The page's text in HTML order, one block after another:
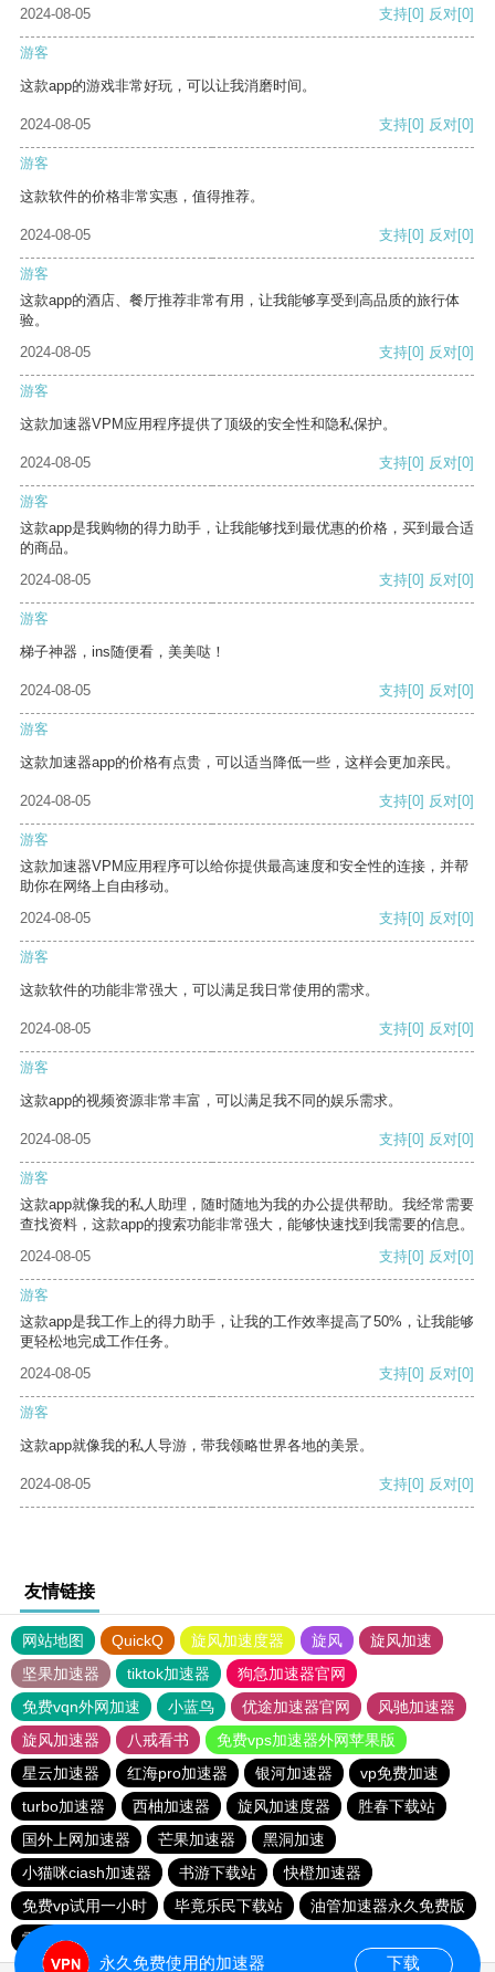
2024-08-05 支持[0] 反对[0]
游客
这款app的游戏非常好玩，可以让我消磨时间。
2024-08-05 支持[0] 反对[0]
游客
这款软件的价格非常实惠，值得推荐。
2024-08-05 支持[0] 反对[0]
游客
这款app的酒店、餐厅推荐非常有用，让我能够享受到高品质的旅行体
验。
2024-08-05
支持[0] 反对[0]
游客
这款加速器VPM应用程序提供了顶级的安全性和隐私保护。
2024-08-05 支持[0] 反对[0]
游客
这款app是我购物的得力助手，让我能够找到最优惠的价格，买到最合适
的商品。
2024-08-05
支持[0] 反对[0]
游客
梯子神器，ins随便看，美美哒！
2024-08-05 支持[0] 反对[0]
游客
这款加速器app的价格有点贵，可以适当降低一些，这样会更加亲民。
2024-08-05 支持[0] 反对[0]
游客
这款加速器VPM应用程序可以给你提供最高速度和安全性的连接，并帮
助你在网络上自由移动。
2024-08-05
支持[0] 反对[0]
游客
这款软件的功能非常强大，可以满足我日常使用的需求。
2024-08-05 支持[0] 反对[0]
游客
这款app的视频资源非常丰富，可以满足我不同的娱乐需求。
2024-08-05 支持[0] 反对[0]
游客
这款app就像我的私人助理，随时随地为我的办公提供帮助。我经常需要
查找资料，这款app的搜索功能非常强大，能够快速找到我需要的信息。
2024-08-05
支持[0] 反对[0]
游客
这款app是我工作上的得力助手，让我的工作效率提高了50%，让我能够
更轻松地完成工作任务。
2024-08-05
支持[0] 反对[0]
游客
这款app就像我的私人导游，带我领略世界各地的美景。
2024-08-05 支持[0] 反对[0]
友情链接
网站地图 QuickQ 旋风加速度器 旋风
旋风加速
坚果加速器
tiktok加速器
狗急加速器官网
免费vqn外网加速
小蓝鸟 优途加速器官网
风驰加速器
旋风加速器
八戒看书
免费vps加速器外网苹果版
星云加速器
红海pro加速器 银河加速器
vp免费加速
turbo加速器
西柚加速器 旋风加速度器
胜春下载站
国外上网加速器
芒果加速器
黑洞加速
小猫咪ciash加速器
书游下载站
快橙加速器
免费vp试用一小时
毕竟乐民下载站
油管加速器永久免费版
雷霆加速免费永久
永久免费使用的加速器 下载